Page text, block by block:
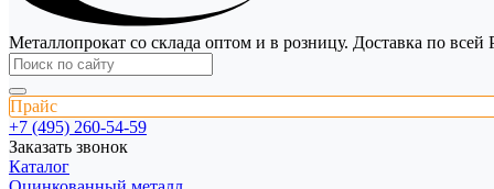
Металлопрокат со склада оптом и в розницу. Доставка по всей
Прайс
+7 (495) 260-54-59
Заказать звонок
Каталог